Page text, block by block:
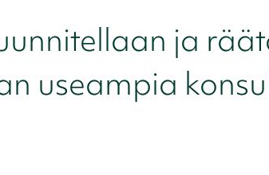
ja
useampia